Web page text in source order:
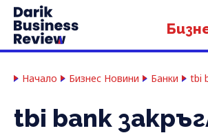
Начало Бизнес Новини Банки tbi
tbi bank